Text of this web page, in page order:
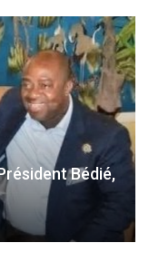
Bédié,